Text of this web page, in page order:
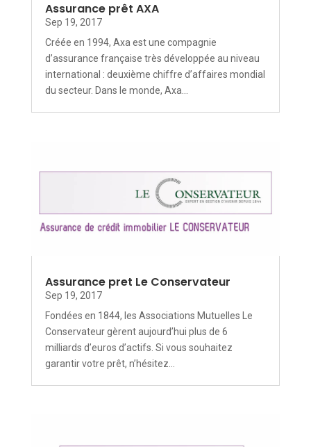
Assurance prêt AXA
Sep 19, 2017
Créée en 1994, Axa est une compagnie
d’assurance française très développée au niveau
international : deuxième chiffre d’affaires mondial
du secteur. Dans le monde, Axa...
Assurance pret Le Conservateur
Sep 19, 2017
Fondées en 1844, les Associations Mutuelles Le
Conservateur gèrent aujourd’hui plus de 6
milliards d’euros d’actifs. Si vous souhaitez
garantir votre prêt, n’hésitez...